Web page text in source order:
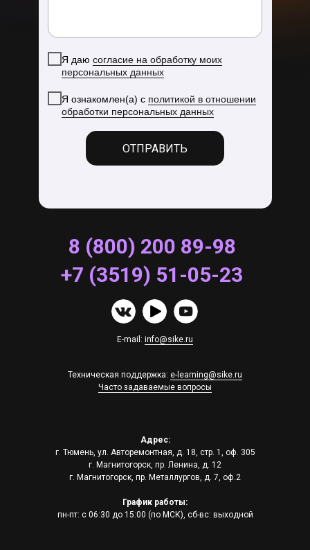
Я даю согласие на обработку моих
персональных данных
Я ознакомлен(а) с политикой в отношении
обработки персональных данных
ОТПРАВИТЬ
8 (800) 200 89-98
+7 (3519) 51-05-23
E-mail: info@sike.ru
Адрес:
г. Тюмень, ул. Авторемонтная, д. 18, стр. 1, оф. 305
г. Магнитогорск, пр. Ленина, д. 12
г. Магнитогорск, пр. Металлургов, д. 7, оф.2
График работы:
пн-пт: с 06:30 до 15:00 (по МСК), сб-вс: выходной
Техническая поддержка: e-learning@sike.ru
Часто задаваемые вопросы